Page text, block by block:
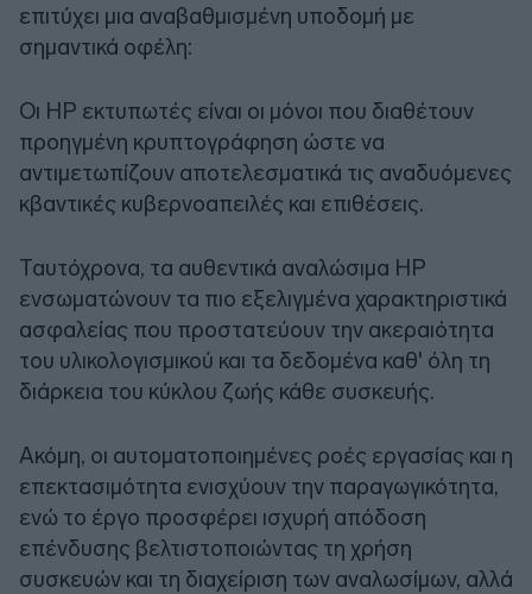
επιτύχει μια αναβαθμισμένη υποδομή με
σημαντικά οφέλη:
Οι HP εκτυπωτές είναι οι μόνοι που διαθέτουν
προηγμένη κρυπτογράφηση ώστε να
αντιμετωπίζουν αποτελεσματικά τις αναδυόμενες
κβαντικές κυβερνοαπειλές και επιθέσεις.
Ταυτόχρονα, τα αυθεντικά αναλώσιμα HP
ενσωματώνουν τα πιο εξελιγμένα χαρακτηριστικά
ασφαλείας που προστατεύουν την ακεραιότητα
του υλικολογισμικού και τα δεδομένα καθ' όλη τη
διάρκεια του κύκλου ζωής κάθε συσκευής.
Ακόμη, οι αυτοματοποιημένες ροές εργασίας και η
επεκτασιμότητα ενισχύουν την παραγωγικότητα,
ενώ το έργο προσφέρει ισχυρή απόδοση
επένδυσης βελτιστοποιώντας τη χρήση
συσκευών και τη διαχείριση των αναλωσίμων, αλλά